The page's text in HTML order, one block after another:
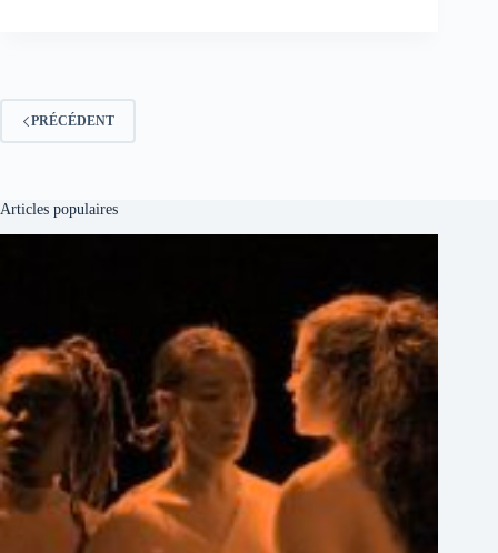
PRÉCÉDENT
Articles populaires